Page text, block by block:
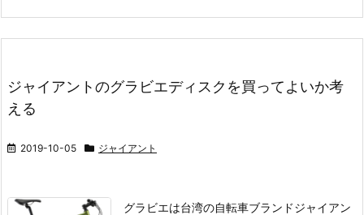
ジャイアントのグラビエディスクを買ってよいか考
える
2019-10-05 ジャイアント
グラビエは台湾の自転車ブランドジャイアン